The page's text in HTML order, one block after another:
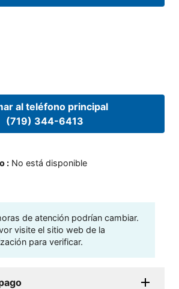
al teléfono principal
(719) 344-6413
: No está disponible
de atención podrían cambiar.
visite el sitio web de la
para verificar.